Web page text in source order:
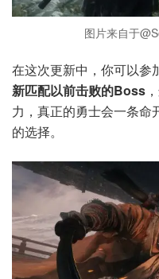
图片来自于
在这次更新中，你可以参
新匹配以前击败的Boss
力，真正的勇士会一条
的选择。